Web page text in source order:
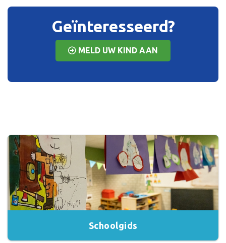
Geïnteresseerd?
MELD UW KIND AAN
Schoolgids